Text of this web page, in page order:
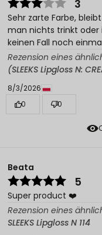
3
Sehr zarte Farbe,
man nichts trinkt oder
keinen Fall noch
Rezension eines
(SLEEKS Lipgloss N:
8/3/2026
0
0
Beata
5
Super product ❤️
Rezension eines
SLEEKS Lipgloss N 114